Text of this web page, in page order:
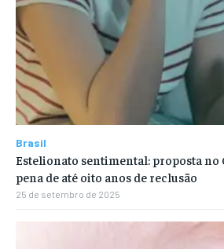
Brasil
Estelionato sentimental: proposta no
pena de até oito anos de reclusão
25 de setembro de 2025